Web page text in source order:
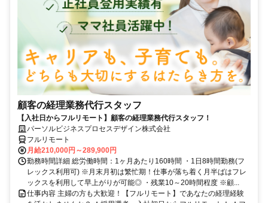
顧客の経理業務代行スタッフ
【入社日からフルリモート】顧客の経理業務代行スタッフ！
パーソルビジネスプロセスデザイン株式会社
フルリモート
月給210,000円～289,900円
勤務時間詳細 総労働時間：1ヶ月あたり160時間 ・1日8時間勤務(フ
レックス利用可) ※月末月初は繁忙期！仕事が落ち着く月半ばはフレ
ックスを利用して早上がりが可能◎ ・残業10～20時間程度 ※顧...
仕事内容 主婦の方も大歓迎！【フルリモート】であなたの経理経験